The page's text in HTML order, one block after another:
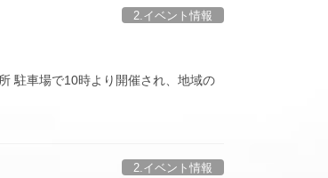
2.イベント情報
駐車場で10時より開催され、地域の
2.イベント情報